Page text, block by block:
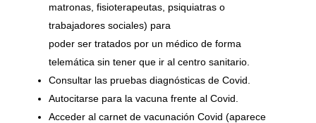
matronas, fisioterapeutas, psiquiatras o
trabajadores sociales) para
poder ser tratados por un médico de forma
telemática sin tener que ir al centro sanitario.
Consultar las pruebas diagnósticas de Covid.
Autocitarse para la vacuna frente al Covid.
Acceder al carnet de vacunación Covid (aparece